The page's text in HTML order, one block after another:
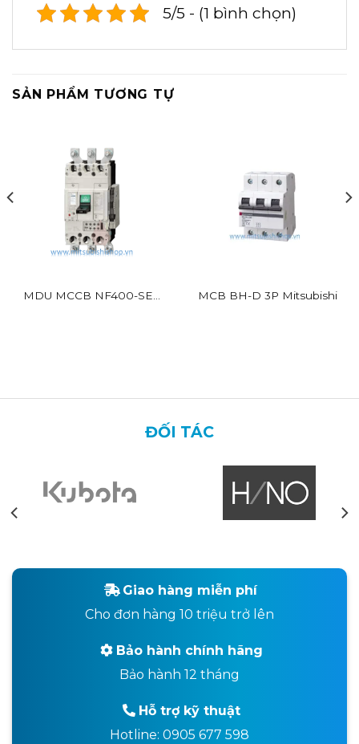
5/5 - (1 bình chọn)
SẢN PHẨM TƯƠNG TỰ
MDU MCCB NF400-SEV
MCB BH-D 3P Mitsubishi
ĐỐI TÁC
Giao hàng miễn phí
Cho đơn hàng 10 triệu trở lên
Bảo hành chính hãng
Bảo hành 12 tháng
Hỗ trợ kỹ thuật
Hotline: 0905 677 598